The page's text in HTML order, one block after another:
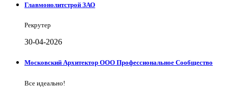
Главмонолитстрой ЗАО
Рекрутер
30-04-2026
Московский Архитектор ООО Профессиональное Сообщество
Все идеально!